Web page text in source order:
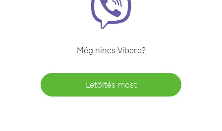
Még nincs Vibere?
Letöltés most